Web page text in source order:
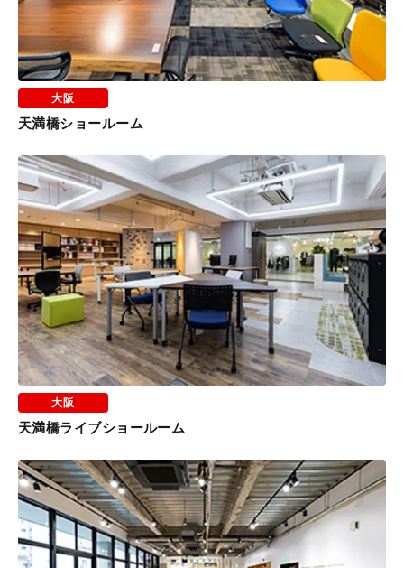
大阪
天満橋ショールーム
大阪
天満橋ライブショールーム